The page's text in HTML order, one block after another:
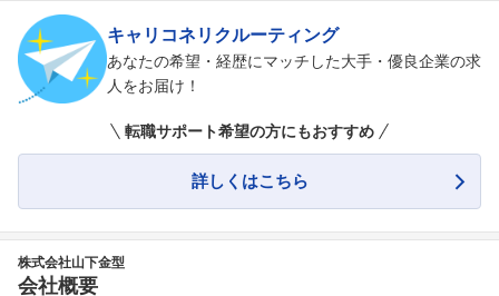
キャリコネリクルーティング
あなたの希望・経歴にマッチした大手・優良企業の求
人をお届け！
転職サポート希望の方にもおすすめ
詳しくはこちら
株式会社山下金型
会社概要